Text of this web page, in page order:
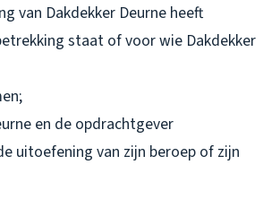
van Dakdekker Deurne heeft
staat of voor wie Dakdekker
en de opdrachtgever
uitoefening van zijn beroep of zijn